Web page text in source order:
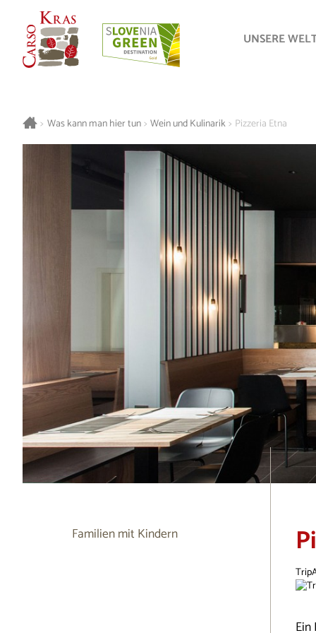
UNSERE
> Was kann man hier tun > Wein und Kulinarik > Pizzeria Etna
Familien mit Kindern